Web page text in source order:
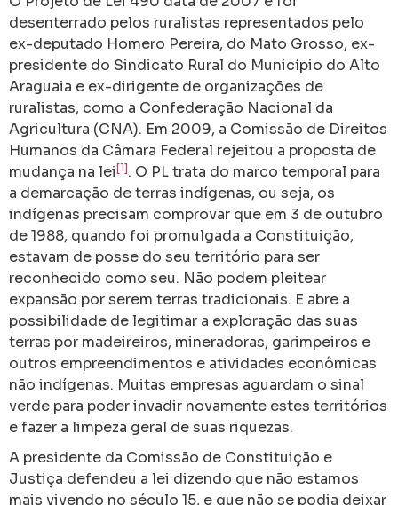
desenterrado pelos ruralistas representados pelo
ex-deputado Homero Pereira, do Mato Grosso, ex-
presidente do Sindicato Rural do Município do Alto
Araguaia e ex-dirigente de organizações de
ruralistas, como a Confederação Nacional da
Agricultura (CNA). Em 2009, a Comissão de Direitos
Humanos da Câmara Federal rejeitou a proposta de
mudança na lei[1]. O PL trata do marco temporal para
a demarcação de terras indígenas, ou seja, os
indígenas precisam comprovar que em 3 de outubro
de 1988, quando foi promulgada a Constituição,
estavam de posse do seu território para ser
reconhecido como seu. Não podem pleitear
expansão por serem terras tradicionais. E abre a
possibilidade de legitimar a exploração das suas
terras por madeireiros, mineradoras, garimpeiros e
outros empreendimentos e atividades econômicas
não indígenas. Muitas empresas aguardam o sinal
verde para poder invadir novamente estes territórios
e fazer a limpeza geral de suas riquezas.
A presidente da Comissão de Constituição e
Justiça defendeu a lei dizendo que não estamos
mais vivendo no século 15, e que não se podia deixar